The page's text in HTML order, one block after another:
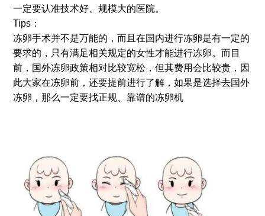
一定要认准技术好、规模大的医院。
Tips：
冻卵手术并不是万能的，而且在国内进行冻卵是有一定的
要求的，只有满足相关规定的女性才能进行冻卵。而目
前，国外冻卵政策相对比较宽松，但其费用会比较贵，因
此大家在冻卵前，还要提前进行了解，如果是选择去国外
冻卵，那么一定要找正规、靠谱的冻卵机